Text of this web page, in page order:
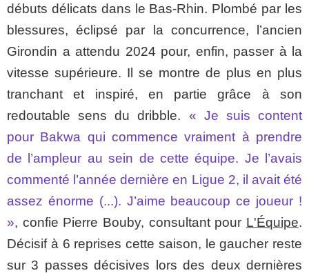
débuts délicats dans le Bas-Rhin. Plombé par les
blessures, éclipsé par la concurrence, l’ancien
Girondin a attendu 2024 pour, enfin, passer à la
vitesse supérieure. Il se montre de plus en plus
tranchant et inspiré, en partie grâce à son
redoutable sens du dribble. « Je suis content
pour Bakwa qui commence vraiment à prendre
de l’ampleur au sein de cette équipe. Je l’avais
commenté l’année dernière en Ligue 2, il avait été
assez énorme (...). J’aime beaucoup ce joueur !
», confie Pierre Bouby, consultant pour L'Équipe.
Décisif à 6 reprises cette saison, le gaucher reste
sur 3 passes décisives lors des deux dernières